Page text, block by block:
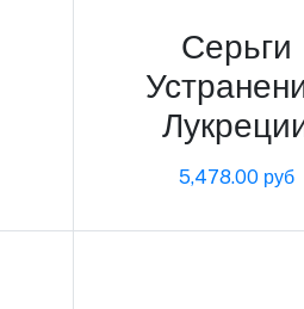
Серьги
5,478.00 руб